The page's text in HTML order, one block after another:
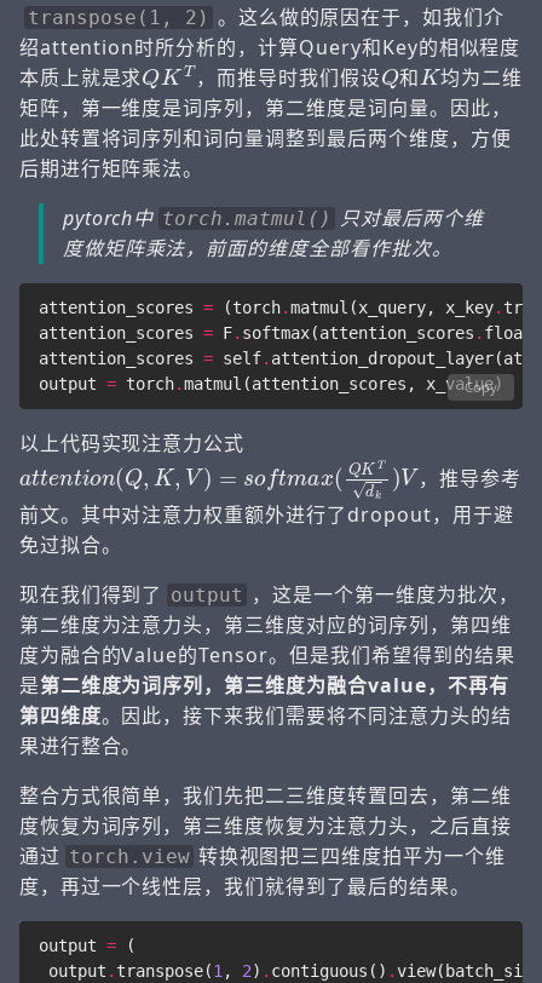
transpose(1, 2) 。这么做的原因在于，如我们介
绍attention时所分析的，计算Query和Key的相似程度
本质上就是求
QKT
，而推导时我们假设
Q
和
K
均为二维
矩阵，第一维度是词序列，第二维度是词向量。因此，
此处转置将词序列和词向量调整到最后两个维度，方便
后期进行矩阵乘法。
pytorch中 torch.matmul()
只对最后两个维
度做矩阵乘法，前面的维度全部看作批次。
attention_scores = (torch.matmul (x_query, x_key.
attention_scores = F. softmax(attention_scores . float
attention_scores = self. attention_dropout_layer(
output = torch.matmul (attention_scores , x_value)
Copy
以上代码实现注意力公式
attention(Q,K,V)=so m QKTdk)V
，推导参考
前文。其中对注意力权重额外进行了dropout，用于避
免过拟合。
现在我们得到了 output
，这是一个第一维度为批次，
第二维度为注意力头，第三维度对应的词序列，第四维
度为融合的Value的Tensor。但是我们希望得到的结果
是第二维度为词序列，第三维度为融合value，不再有
第四维度。因此，接下来我们需要将不同注意力头的结
果进行整合。
整合方式很简单，我们先把二三维度转置回去，第二维
度恢复为词序列，第三维度恢复为注意力头，之后直接
通过 torch.view 转换视图把三四维度拍平为一个维
度，再过一个线性层，我们就得到了最后的结果。
output =
(
output . transpose(1, 2) . contiguous () .view( batch_size